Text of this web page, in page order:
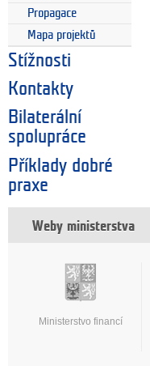
Propagace
Mapa projektů
Stížnosti
Kontakty
Bilaterální
spolupráce
Příklady dobré
praxe
Weby ministerstva
Ministerstvo financí